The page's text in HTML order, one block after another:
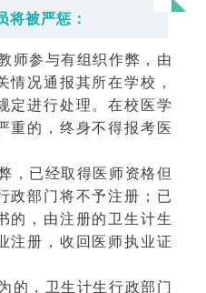
将被严惩：
师参与有组织作弊，由
况通报其所在学校，
定进行处理。在校医学
重的，终身不得报考医
，已经取得医师资格但
政部门将不予注册；已
的，由注册的卫生计生
注册，收回医师执业证
的，卫生计生行政部门